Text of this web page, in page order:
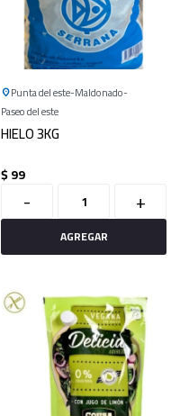
Punta del este Maldonado
Paseo del este
HIELO 3KG
$99
- +